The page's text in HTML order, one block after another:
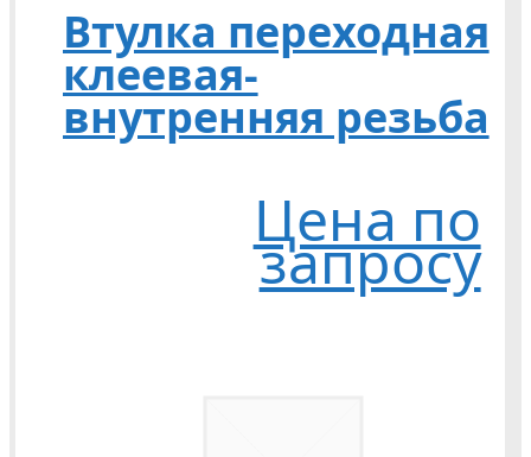
Втулка переходная
клеевая-
внутренняя резьба
Цена по
запросу